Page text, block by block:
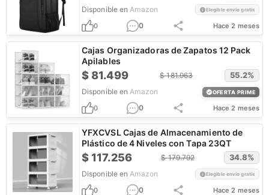
Disponible en Amazon Elegible envío gratis
0 0 Hace 2 meses
Cajas Organizadoras de Zapatos 12 Pack
Apilables
$81.499 $181.963 55.2%
Disponible en Amazon OFERTA PRIME
0 0 Hace 2 meses
YFXCVSL Cajas de Almacenamiento de
Plástico de 4 Niveles con Tapa 23QT
$117.256 $179.792 34.8%
Disponible en Amazon Elegible envío gratis
0 0 Hace 2 meses